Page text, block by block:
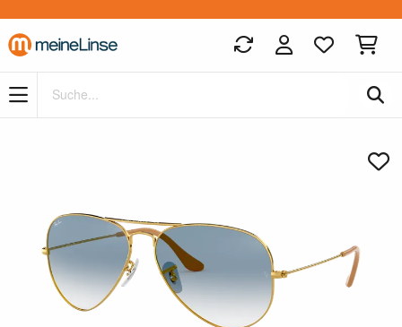
Zum Hauptinhalt springen